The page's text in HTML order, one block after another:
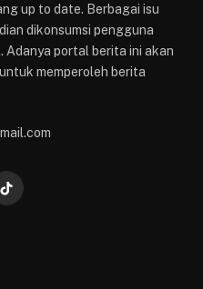
up to date. Berbagai isu
dikonsumsi pengguna
Adanya portal berita ini akan
memperoleh berita
TikTok